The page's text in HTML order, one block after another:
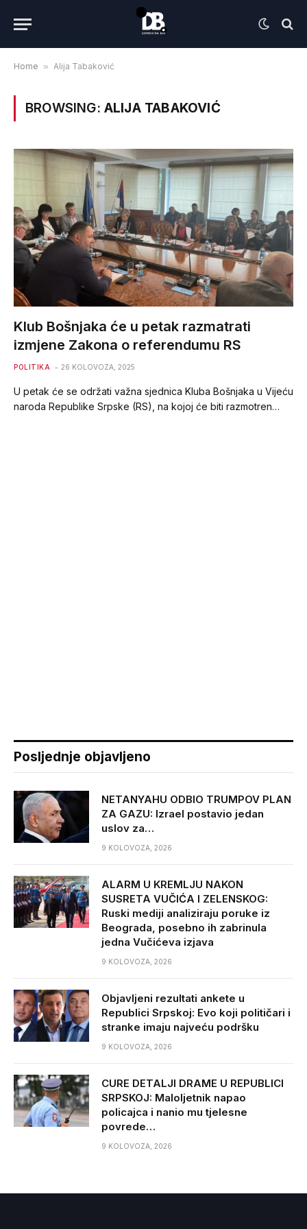
Home » Alija Tabaković
BROWSING: ALIJA TABAKOVIĆ
Klub Bošnjaka će u petak razmatrati
izmjene Zakona o referendumu RS
POLITIKA 26 KOLOVOZA, 2025
U petak će se održati važna sjednica Kluba Bošnjaka u Vijeću
naroda Republike Srpske (RS), na kojoj će biti razmotren…
Posljednje objavljeno
NETANYAHU ODBIO TRUMPOV PLAN
ZA GAZU: Izrael postavio jedan
uslov za…
9 KOLOVOZA, 2026
ALARM U KREMLJU NAKON
SUSRETA VUČIĆA I ZELENSKOG:
Ruski mediji analiziraju poruke iz
Beograda, posebno ih zabrinula
jedna Vučićeva izjava
9 KOLOVOZA, 2026
Objavljeni rezultati ankete u
Republici Srpskoj: Evo koji političari i
stranke imaju najveću podršku
9 KOLOVOZA, 2026
CURE DETALJI DRAME U REPUBLICI
SRPSKOJ: Maloljetnik napao
policajca i nanio mu tjelesne
povrede…
9 KOLOVOZA, 2026